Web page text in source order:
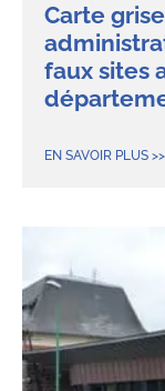
Carte
faux sites
EN SAVOIR PLUS >>